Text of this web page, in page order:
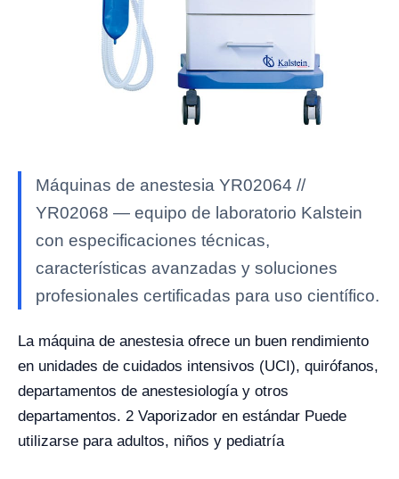
Máquinas de anestesia YR02064 //
YR02068 — equipo de laboratorio Kalstein
con especificaciones técnicas,
características avanzadas y soluciones
profesionales certificadas para uso científico.
La máquina de anestesia ofrece un buen rendimiento
en unidades de cuidados intensivos (UCI), quirófanos,
departamentos de anestesiología y otros
departamentos. 2 Vaporizador en estándar Puede
utilizarse para adultos, niños y pediatría